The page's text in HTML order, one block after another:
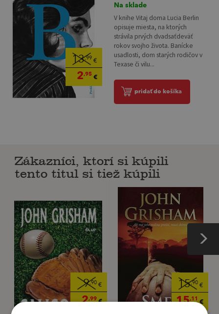
13,99 €
2,95€
Na sklade
V knihe Vitaj doma Lucia Berlin
opisuje miesta, na ktorých
strávila prvých dvadsaťdeväť
rokov svojho života. Banícke
usadlosti, dom starých rodičov v
Texase či vilu...
pridať do košíka
Zákazníci, ktorí si kúpili
tento titul si tiež kúpili
9,90€
2,99€
15,90€
15,11€